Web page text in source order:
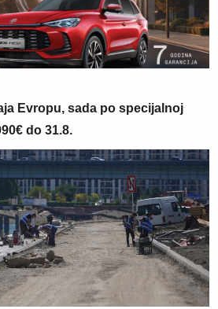
Evropu, sada po specijalnoj
do 31.8.